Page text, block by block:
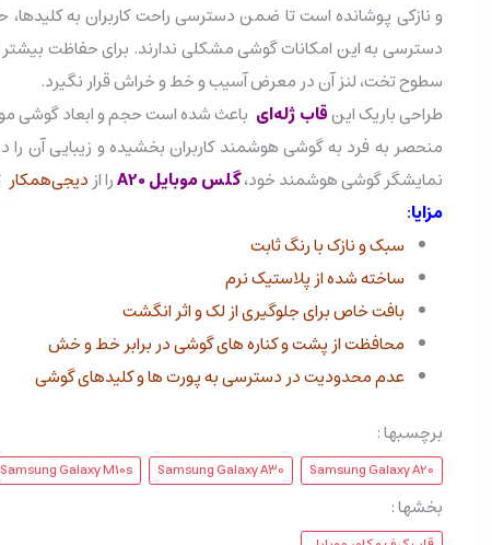
و نازکی پوشانده است تا ضمن دسترسی راحت کاربران به
دسترسی به این امکانات گوشی مشکلی ندارند. برای حفاظت بیشتر
سطوح تخت، لنز آن در معرض آسیب و خط و خراش قرار نگیرد.
طراحی باریک اینقاب ژله‌ای باعث شده است حجم و ابعاد گوشی
منحصر به فرد به گوشی هوشمند کاربران بخشیده و زیبایی آن
نمایشگر گوشی هوشمند خود،گلس موبایل A20 را ازدیجی‌همکار
مزایا:
سبک و نازک با رنگ ثابت
ساخته شده از پلاستیک نرم
بافت خاص برای جلوگیری از لک و اثر انگشت
محافظت از پشت و کناره های گوشی در برابر خط و خش
عدم محدودیت در دسترسی به پورت ها و کلیدهای گوشی
برچسبها :
Samsung Galaxy A20
Samsung Galaxy A30
Samsung Galaxy M10s
بخشها :